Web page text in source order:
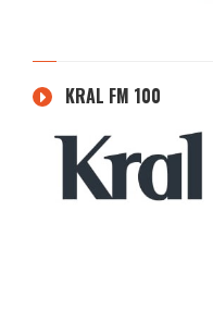
KRAL FM 100